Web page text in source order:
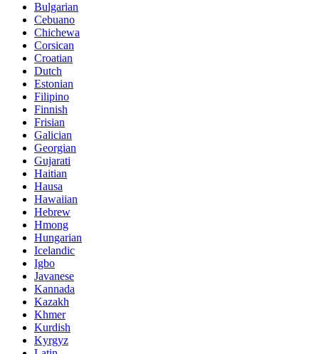
Bulgarian
Cebuano
Chichewa
Corsican
Croatian
Dutch
Estonian
Filipino
Finnish
Frisian
Galician
Georgian
Gujarati
Haitian
Hausa
Hawaiian
Hebrew
Hmong
Hungarian
Icelandic
Igbo
Javanese
Kannada
Kazakh
Khmer
Kurdish
Kyrgyz